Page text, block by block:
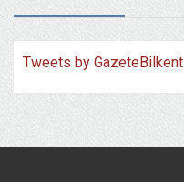
Tweets by GazeteBilkent